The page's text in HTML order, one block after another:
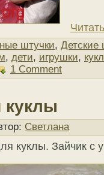
штучки, Детские
, дети, игрушки,
1 Comment
куклы
Светлана
куклы. Зайчик с